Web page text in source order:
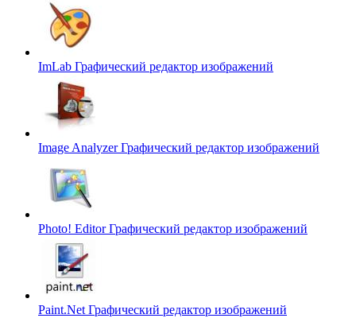
ImLab Графический редактор изображений
Image AnalyzerГрафический редактор изображений
Photo! EditorГрафический редактор изображений
Paint.Net Графический редактор изображений